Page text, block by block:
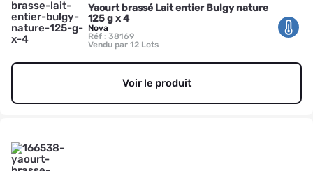
Yaourt brassé Lait entier Bulgy nature
125 g x 4
Nova
Réf : 38169
Vendu par 12 Lots
Voir le produit